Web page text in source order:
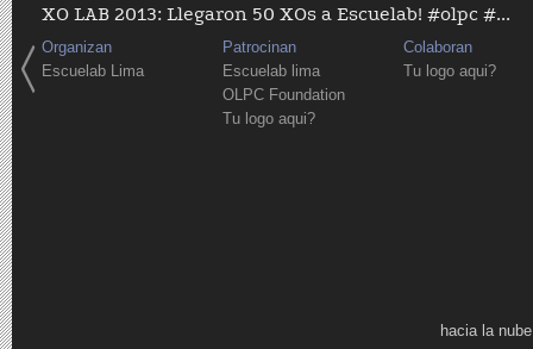
XO LAB 2013: Llegaron 50 XOs a Escuelab! #olpc #...
Organizan
Escuelab Lima
Patrocinan
Escuelab lima
OLPC Foundation
Tu logo aqui?
Colaboran
Tu logo aqui?
hacia la